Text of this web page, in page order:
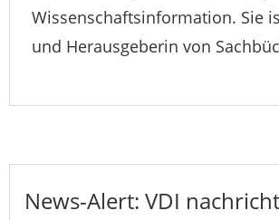
Wissenschaftsinformation. Sie
und Herausgeberin von
News-Alert: VDI